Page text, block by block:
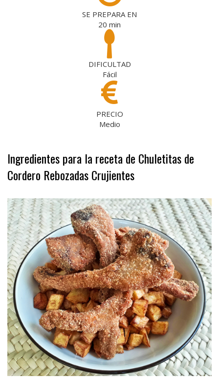
SE PREPARA EN
20 min
DIFICULTAD
Fácil
PRECIO
Medio
Ingredientes para la receta de Chuletitas de
Cordero Rebozadas Crujientes